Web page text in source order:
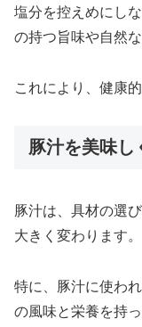
塩分を控えめにし
の持つ旨味や自然
これにより、健康
豚汁を美味し
豚汁は、具材の選
大きく変わります。
特に、豚汁に使わ
の風味と栄養を持